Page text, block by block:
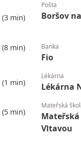
(3 min)
Pošta
Boršov
(8 min) Banka
Fio
(1 min)
Lékárna
Lékárna
(5 min)
Mateřská
Vltavou